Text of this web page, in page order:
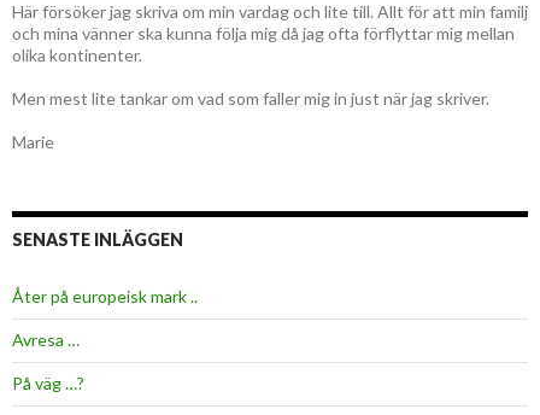
Här försöker jag skriva om min vardag och lite till. Allt för att min familj
och mina vänner ska kunna följa mig då jag ofta förflyttar mig mellan
olika kontinenter.
Men mest lite tankar om vad som faller mig in just när jag skriver.
Marie
SENASTE INLÄGGEN
Åter på europeisk mark ..
Avresa …
På väg …?